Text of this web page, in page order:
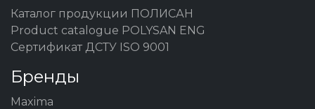
Каталог продукции ПОЛИСАН
Product catalogue POLYSAN ENG
Сертификат ДСТУ ISO 9001
Бренды
Maxima